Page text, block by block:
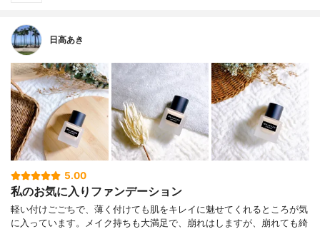
日高あき
5.00
私のお気に入りファンデーション
軽い付けごごちで、薄く付けても肌をキレイに魅せてくれるところが気
に入っています。メイク持ちも大満足で、崩れはしますが、崩れても綺